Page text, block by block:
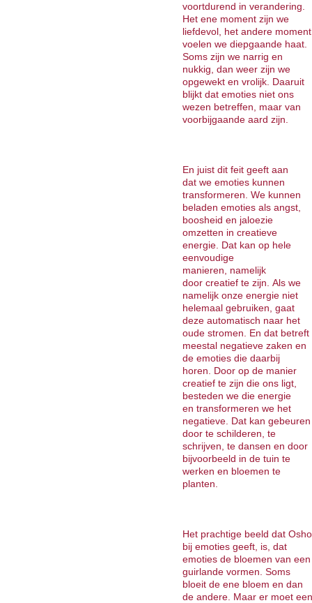
voortdurend in verandering.
Het ene moment zijn we
liefdevol, het andere moment
voelen we diepgaande haat.
Soms zijn we narrig en
nukkig, dan weer zijn we
opgewekt en vrolijk. Daaruit
blijkt dat emoties niet ons
wezen betreffen, maar van
voorbijgaande aard zijn.
En juist dit feit geeft aan
dat we emoties kunnen
transformeren. We kunnen
beladen emoties als angst,
boosheid en jaloezie
omzetten in creatieve
energie. Dat kan op hele
eenvoudige
manieren, namelijk
door creatief te zijn. Als we
namelijk onze energie niet
helemaal gebruiken, gaat
deze automatisch naar het
oude stromen. En dat betreft
meestal negatieve zaken en
de emoties die daarbij
horen. Door op de manier
creatief te zijn die ons ligt,
besteden we die energie
en transformeren we het
negatieve. Dat kan gebeuren
door te schilderen, te
schrijven, te dansen en door
bijvoorbeeld in de tuin te
werken en bloemen te
planten.
Het prachtige beeld dat Osho
bij emoties geeft, is, dat
emoties de bloemen van een
guirlande vormen. Soms
bloeit de ene bloem en dan
de andere. Maar er moet een